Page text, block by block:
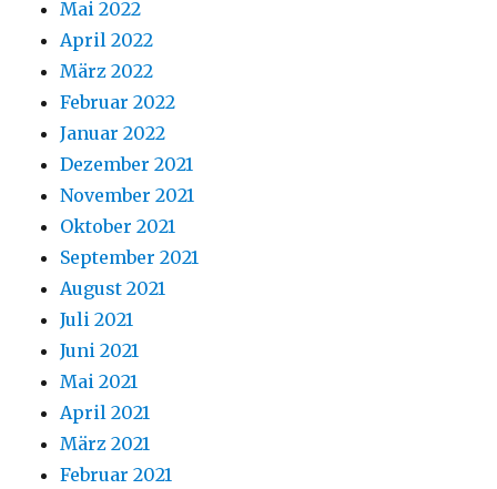
Mai 2022
April 2022
März 2022
Februar 2022
Januar 2022
Dezember 2021
November 2021
Oktober 2021
September 2021
August 2021
Juli 2021
Juni 2021
Mai 2021
April 2021
März 2021
Februar 2021